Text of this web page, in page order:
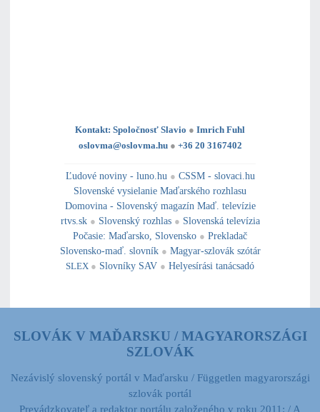
Kontakt: Spoločnosť Slavio ● Imrich Fuhl
oslovma@oslovma.hu ● +36 20 3167402
Ľudové noviny - luno.hu ● CSSM - slovaci.hu
Slovenské vysielanie Maďarského rozhlasu
Domovina - Slovenský magazín Maď. televízie
rtvs.sk ● Slovenský rozhlas ● Slovenská televízia
Počasie: Maďarsko Slovensko ● Prekladač
Slovensko-maď. slovník ● Magyar-szlovák szótár
SLEX ● Slovníky SAV ● Helyesírási tanácsadó
SLOVÁK V MAĎARSKU / MAGYARORSZÁGI
SZLOVÁK
Nezávislý slovenský portál v Maďarsku / Független magyarországi
szlovák portál
Prevádzkovateľ a redaktor portálu založeného v roku 2011: / A